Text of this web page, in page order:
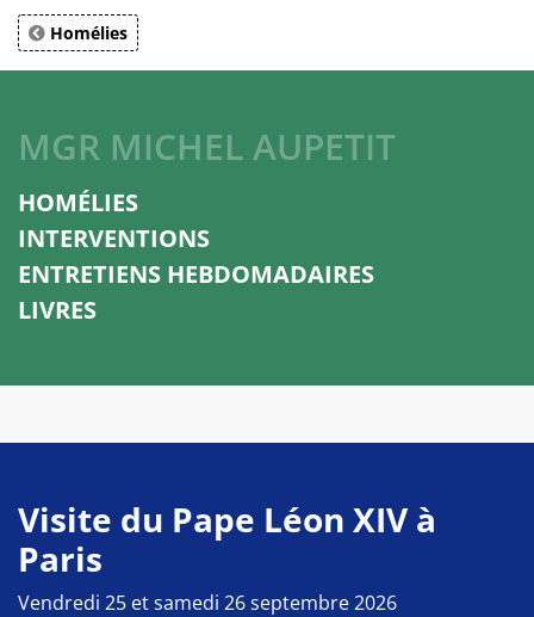
Homélies
MGR MICHEL AUPETIT
HOMÉLIES
INTERVENTIONS
ENTRETIENS HEBDOMADAIRES
LIVRES
Visite du Pape Léon XIV à
Paris
Vendredi 25 et samedi 26 septembre 2026